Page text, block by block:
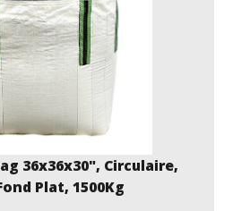
36x36x30", Circulaire,
Plat, 1500Kg